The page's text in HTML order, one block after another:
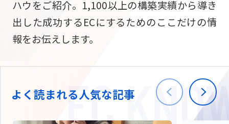
サブスク/定期通販
ECサイト構築
海外進出・現地
W2
ニュース
会社情報
TW
ハウをご紹介。1,100以上の構築実績から導き
出した成功するECにするためのここだけの情
報をお伝えします。
よく読まれる人気な記事